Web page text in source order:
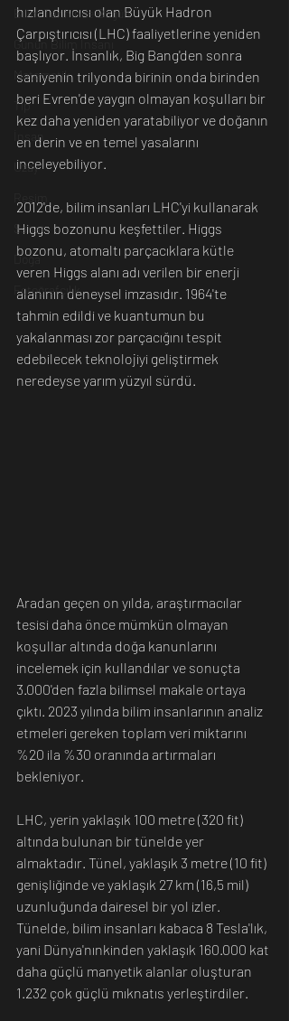
Bilim Tarihinde Bugün
Günün Bilim İnsanı
Matematik
Tıp
İnsan
Uzay
Sanat
Doğa
Fotoğrafçılık
hızlandırıcısı olan Büyük Hadron
Çarpıştırıcısı (LHC) faaliyetlerine yeniden
başlıyor. İnsanlık, Big Bang'den sonra
saniyenin trilyonda birinin onda birinden
beri Evren'de yaygın olmayan koşulları bir
kez daha yeniden yaratabiliyor ve doğanın
en derin ve en temel yasalarını
inceleyebiliyor.
2012'de, bilim insanları LHC'yi kullanarak
Higgs bozonunu keşfettiler. Higgs
bozonu, atomaltı parçacıklara kütle
veren Higgs alanı adı verilen bir enerji
alanının deneysel imzasıdır. 1964'te
tahmin edildi ve kuantumun bu
yakalanması zor parçacığını tespit
edebilecek teknolojiyi geliştirmek
neredeyse yarım yüzyıl sürdü.
Aradan geçen on yılda, araştırmacılar
tesisi daha önce mümkün olmayan
koşullar altında doğa kanunlarını
incelemek için kullandılar ve sonuçta
3.000'den fazla bilimsel makale ortaya
çıktı. 2023 yılında bilim insanlarının analiz
etmeleri gereken toplam veri miktarını
%20 ila %30 oranında artırmaları
bekleniyor.
LHC, yerin yaklaşık 100 metre (320 fit)
altında bulunan bir tünelde yer
almaktadır. Tünel, yaklaşık 3 metre (10 fit)
genişliğinde ve yaklaşık 27 km (16,5 mil)
uzunluğunda dairesel bir yol izler.
Tünelde, bilim insanları kabaca 8 Tesla'lık,
yani Dünya'nınkinden yaklaşık 160.000 kat
daha güçlü manyetik alanlar oluşturan
1.232 çok güçlü mıknatıs yerleştirdiler.